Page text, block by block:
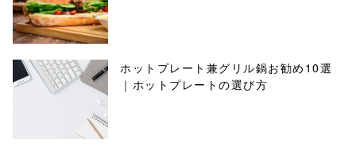
ホットプレート兼グリル鍋お勧め10選
｜ホットプレートの選び方